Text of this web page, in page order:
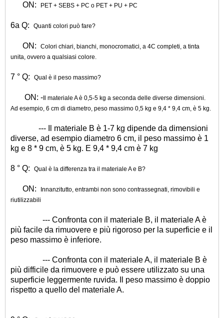
ON: PET + SEBS + PC o PET + PU + PC
6a Q: Quanti colori può fare?
ON:
Colori chiari, bianchi, monocromatici, a 4C completi, a tinta
unita, ovvero a qualsiasi colore.
7 ° Q: Qual è il peso massimo?
ON: - Il materiale A è 0,5-5 kg ​​a seconda delle diverse dimensioni.
Ad esempio, 6 cm di diametro, peso massimo 0,5 kg e 9,4 * 9,4 cm, è 5 kg.
--- Il materiale B è 1-7 kg dipende da dimensioni
diverse, ad esempio diametro 6 cm, il peso massimo è 1
kg e 8 * 9 cm, è 5 kg. E 9,4 * 9,4 cm è 7 kg
8 ° Q: Qual è la differenza tra il materiale A e B?
ON:
Innanzitutto, entrambi non sono contrassegnati, rimovibili e
riutilizzabili
--- Confronta con il materiale B, il materiale A è
più facile da rimuovere e più rigoroso per la superficie e il
peso massimo è inferiore.
--- Confronta con il materiale A, il materiale B è
più difficile da rimuovere e può essere utilizzato su una
superficie leggermente ruvida. Il peso massimo è doppio
rispetto a quello del materiale A.